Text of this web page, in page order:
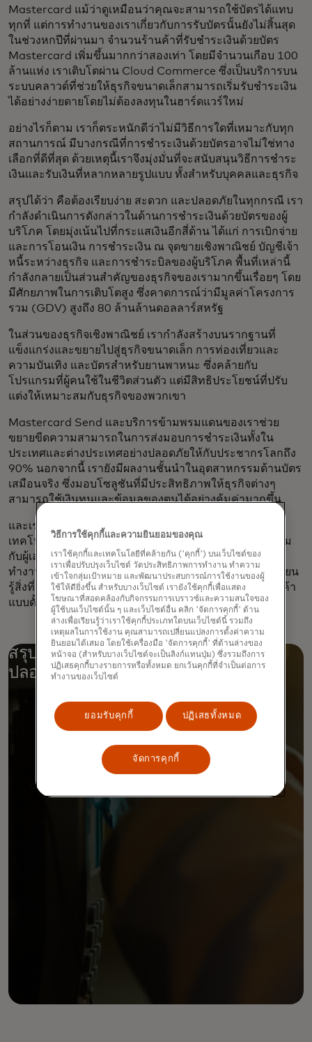
Mastercard แม้ว่าดูเหมือนว่าคุณจะสามารถใช้บัตรได้แทบ
ทุกที่ แต่การทำงานของเราเกี่ยวกับการรับบัตรนั้นยังไม่สิ้นสุด
ในช่วงหกปีที่ผ่านมา จำนวนร้านค้าที่รับชำระเงินด้วยบัตร
Mastercard เพิ่มขึ้นมากกว่าสองเท่า โดยมีจำนวนเกือบ 100
ล้านแห่ง เราเติบโตผ่าน Cloud Commerce ซึ่งเป็นบริการบน
ระบบคลาวด์ที่ช่วยให้ธุรกิจขนาดเล็กสามารถเริ่มรับชำระเงิน
ได้อย่างง่ายดายโดยไม่ต้องลงทุนในฮาร์ดแวร์ใหม่
อย่างไรก็ตาม เราก็ตระหนักดีว่าไม่มีวิธีการใดที่เหมาะกับทุก
สถานการณ์ มีบางกรณีที่การชำระเงินด้วยบัตรอาจไม่ใช่ทาง
เลือกที่ดีที่สุด ด้วยเหตุนี้เราจึงมุ่งมั่นที่จะสนับสนุนวิธีการชำระ
เงินและรับเงินที่หลากหลายรูปแบบ ทั้งสำหรับบุคคลและธุรกิจ
สรุปได้ว่า คือต้องเรียบง่าย สะดวก และปลอดภัยในทุกกรณี เรา
กำลังดำเนินการดังกล่าวในด้านการชำระเงินด้วยบัตรของผู้
บริโภค โดยมุ่งเน้นไปที่กระแสเงินอีกสี่ด้าน ได้แก่ การเบิกจ่าย
และการโอนเงิน การชำระเงิน ณ จุดขายเชิงพาณิชย์ บัญชีเจ้า
หนี้ระหว่างธุรกิจ และการชำระบิลของผู้บริโภค พื้นที่เหล่านี้
กำลังกลายเป็นส่วนสำคัญของธุรกิจของเรามากขึ้นเรื่อยๆ โดย
มีศักยภาพในการเติบโตสูง ซึ่งคาดการณ์ว่ามีมูลค่าโครงการ
รวม (GDV) สูงถึง 80 ล้านล้านดอลลาร์สหรัฐ
ในส่วนของธุรกิจเชิงพาณิชย์ เรากำลังสร้างบนรากฐานที่
แข็งแกร่งและขยายไปสู่ธุรกิจขนาดเล็ก การท่องเที่ยวและ
ความบันเทิง และบัตรสำหรับยานพาหนะ ซึ่งคล้ายกับ
โปรแกรมที่ผู้คนใช้ในชีวิตส่วนตัว แต่มีสิทธิประโยชน์ที่ปรับ
แต่งให้เหมาะสมกับธุรกิจของพวกเขา
Mastercard Send และบริการข้ามพรมแดนของเราช่วย
ขยายขีดความสามารถในการส่งมอบการชำระเงินทั้งใน
ประเทศและต่างประเทศอย่างปลอดภัยให้กับประชากรโลกถึง
90% นอกจากนี้ เรายังมีผลงานชั้นนำในอุตสาหกรรมด้านบัตร
เสมือนจริง ซึ่งมอบโซลูชันที่มีประสิทธิภาพให้ธุรกิจต่างๆ
สามารถใช้เงินทุนและข้อมูลของตนได้อย่างคุ้มค่ามากขึ้น
และเรายังคงสำรวจและพัฒนาการดำเนินงานของเราด้วย
เทคโนโลยีบล็อกเชนอย่างมีความรับผิดชอบ โดยทำงานร่วม
กับผู้เล่นและพันธมิตรทั่วทั้งอุตสาหกรรม สิ่งนี้ช่วยเสริมการ
ทำงานของเรากับรัฐบาลในการสำรวจสกุลเงินดิจิทัลและเรียน
รู้สิ่งที่อาจจำเป็น ตั้งแต่การทำงานร่วมกันกับระบบและการค้า
แบบดั้งเดิม ไปจนถึงการเชื่อมต่อข้ามพรมแดน
สรุปได้ว่า คือต้องเรียบง่าย สะดวก และ
ปลอดภัยในทุกกรณี
วิธีการใช้คุกกี้และความยินยอมของคุณ
เราใช้คุกกี้และเทคโนโลยีที่คล้ายกัน ('คุกกี้') บนเว็บไซต์ของ
เราเพื่อปรับปรุงเว็บไซต์ วัดประสิทธิภาพการทำงาน ทำความ
เข้าใจกลุ่มเป้าหมาย และพัฒนาประสบการณ์การใช้งานของผู้
ใช้ให้ดียิ่งขึ้น สำหรับบางเว็บไซต์ เรายังใช้คุกกี้เพื่อแสดง
โฆษณาที่สอดคล้องกับกิจกรรมการเบราวซ์และความสนใจของ
ผู้ใช้บนเว็บไซต์นั้น ๆ และเว็บไซต์อื่น คลิก 'จัดการคุกกี้' ด้าน
ล่างเพื่อเรียนรู้ว่าเราใช้คุกกี้ประเภทใดบนเว็บไซต์นี้ รวมถึง
เหตุผลในการใช้งาน คุณสามารถเปลี่ยนแปลงการตั้งค่าความ
ยินยอมได้เสมอ โดยใช้เครื่องมือ 'จัดการคุกกี้' ที่ด้านล่างของ
หน้าจอ (สำหรับบางเว็บไซต์จะเป็นลิงก์แทนปุ่ม) ซึ่งรวมถึงการ
ปฏิเสธคุกกี้บางรายการหรือทั้งหมด ยกเว้นคุกกี้ที่จำเป็นต่อการ
ทำงานของเว็บไซต์
ยอมรับคุกกี้ ปฏิเสธทั้งหมด
จัดการคุกกี้